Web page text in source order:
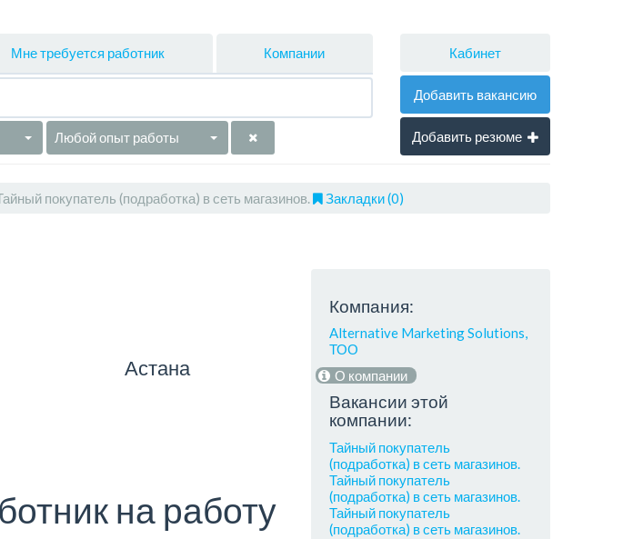
Мне требуется работник Компании
Любой опыт работы
Кабинет
Добавить вакансию
Добавить резюме
покупатель (подработка) в сеть магазинов. Закладки (0)
Астана
на работу
Компания:
Alternative Marketing Solutions,
ТОО
О компании
Вакансии этой
компании:
Тайный покупатель
(подработка) в сеть магазинов.
Тайный покупатель
(подработка) в сеть магазинов.
Тайный покупатель
(подработка) в сеть магазинов.